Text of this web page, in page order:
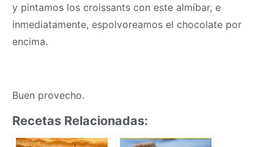
y pintamos los croissants con este almíbar, e
inmediatamente, espolvoreamos el chocolate por
encima.
Buen provecho.
Recetas Relacionadas: